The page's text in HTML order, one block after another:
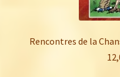
Rencontres de la